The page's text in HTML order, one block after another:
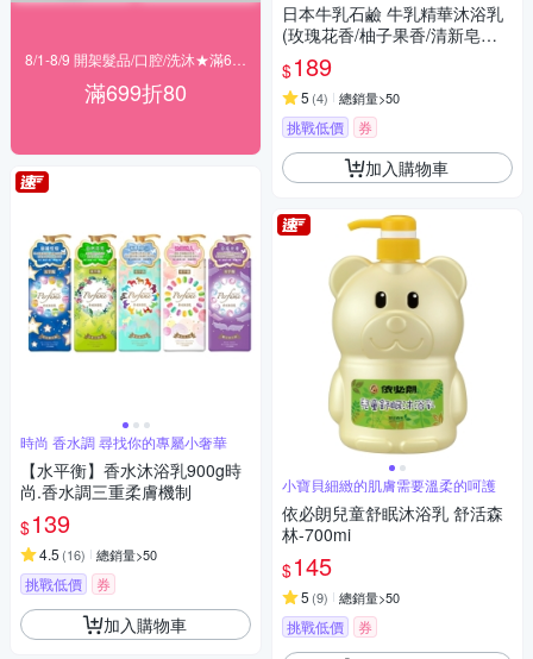
滿699折80
時尚 香水調 尋找你的專屬小奢華
【水平衡】香水沐浴乳900g時
尚.香水調三重柔膚機制
$139
4.5 (16) 總銷量>50
挑戰低價 券
加入購物車
日本牛乳石鹼 牛乳精華沐浴乳
(玫瑰花香/柚子果香/清新皂香)5
00ml
$189
5 (4) 總銷量>50
挑戰低價 券
加入購物車
小寶貝細緻的肌膚需要溫柔的呵護
依必朗兒童舒眠沐浴乳 舒活森
林-700mi
$145
5 (9) 總銷量>50
挑戰低價 券